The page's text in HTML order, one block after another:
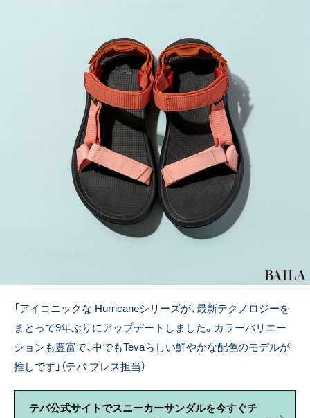
「アイコニックな Hurricaneシリーズが、最新テクノロジーを
まとって9年ぶりにアップデートしました。カラーバリエー
ションも豊富で、中でもTevaらしい鮮やかな配色のモデルが
推しです」（テバ プレス担当）
テバ公式サイトでスニーカーサンダルを今すぐチ